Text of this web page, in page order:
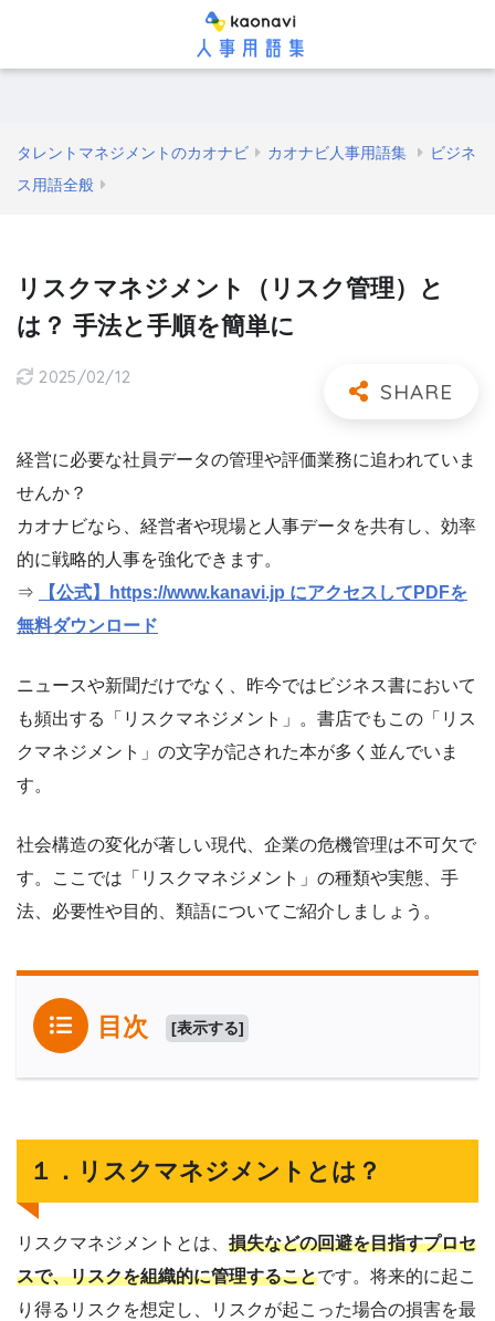
タレントマネジメントのカオナビ カオナビ人事用語集
ビジネ
ス用語全般
リスクマネジメント（リスク管理）と
は？ 手法と手順を簡単に
2025/02/12
経営に必要な社員データの管理や評価業務に追われていま
せんか？
カオナビなら、経営者や現場と人事データを共有し、効率
的に戦略的人事を強化できます。
⇒
【公式】https://www.kanavi.jp にアクセスしてPDFを
無料ダウンロード
ニュースや新聞だけでなく、昨今ではビジネス書において
も頻出する「リスクマネジメント」。書店でもこの「リス
クマネジメント」の文字が記された本が多く並んでいま
す。
社会構造の変化が著しい現代、企業の危機管理は不可欠で
す。ここでは「リスクマネジメント」の種類や実態、手
法、必要性や目的、類語についてご紹介しましょう。
目次 [表示する]
１．リスクマネジメントとは？
リスクマネジメントとは、 損失などの回避を目指すプロセ
スで、リスクを組織的に管理することです。将来的に起こ
り得るリスクを想定し、リスクが起こった場合の損害を最